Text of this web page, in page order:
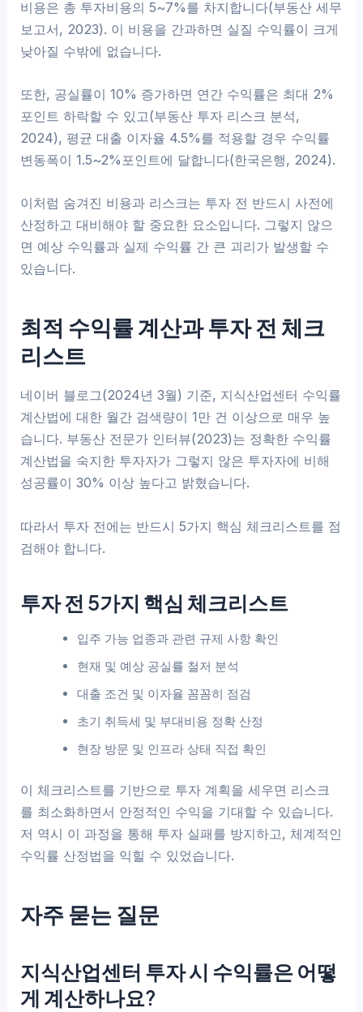
비용은 총 투자비용의 5~7%를 차지합니다(부동산 세무
보고서, 2023). 이 비용을 간과하면 실질 수익률이 크게
낮아질 수밖에 없습니다.
또한, 공실률이 10% 증가하면 연간 수익률은 최대 2%
포인트 하락할 수 있고(부동산 투자 리스크 분석,
2024), 평균 대출 이자율 4.5%를 적용할 경우 수익률
변동폭이 1.5~2%포인트에 달합니다(한국은행, 2024).
이처럼 숨겨진 비용과 리스크는 투자 전 반드시 사전에
산정하고 대비해야 할 중요한 요소입니다. 그렇지 않으
면 예상 수익률과 실제 수익률 간 큰 괴리가 발생할 수
있습니다.
최적 수익률 계산과 투자 전 체크
리스트
네이버 블로그(2024년 3월) 기준, 지식산업센터 수익률
계산법에 대한 월간 검색량이 1만 건 이상으로 매우 높
습니다. 부동산 전문가 인터뷰(2023)는 정확한 수익률
계산법을 숙지한 투자자가 그렇지 않은 투자자에 비해
성공률이 30% 이상 높다고 밝혔습니다.
따라서 투자 전에는 반드시 5가지 핵심 체크리스트를 점
검해야 합니다.
투자 전 5가지 핵심 체크리스트
입주 가능 업종과 관련 규제 사항 확인
현재 및 예상 공실률 철저 분석
대출 조건 및 이자율 꼼꼼히 점검
초기 취득세 및 부대비용 정확 산정
현장 방문 및 인프라 상태 직접 확인
이 체크리스트를 기반으로 투자 계획을 세우면 리스크
를 최소화하면서 안정적인 수익을 기대할 수 있습니다.
저 역시 이 과정을 통해 투자 실패를 방지하고, 체계적인
수익률 산정법을 익힐 수 있었습니다.
자주 묻는 질문
지식산업센터 투자 시 수익률은 어떻
게 계산하나요?